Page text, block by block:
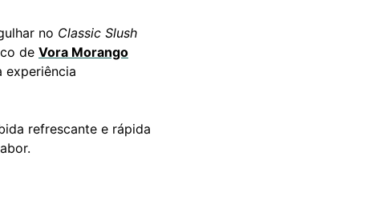
no Classic Slush
de Vora Morango
experiência
refrescante e rápida